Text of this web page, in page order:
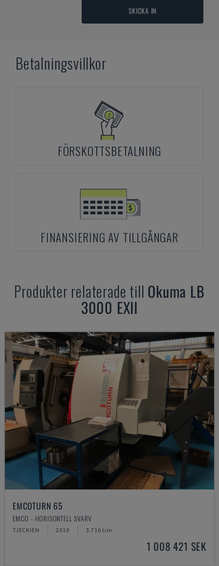
SKICKA IN
Betalningsvillkor
FÖRSKOTTSBETALNING
FINANSIERING AV TILLGÅNGAR
Produkter relaterade till Okuma LB
3000 EXII
EMCOTURN 65
EMCO - HORISONTELL SVARV
TJECKIEN 2019 3.716 tim.
1 008 421 SEK